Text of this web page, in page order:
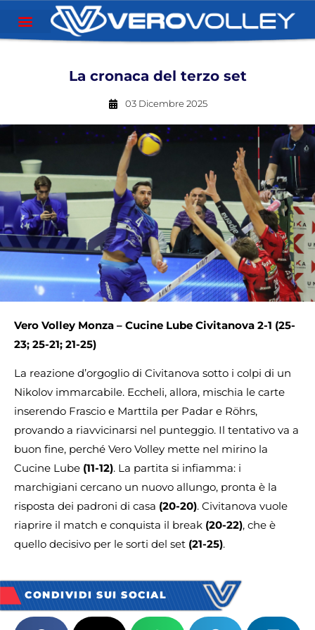
La cronaca del terzo set
03 Dicembre 2025
Vero Volley Monza – Cucine Lube Civitanova 2-1 (25-
23; 25-21; 21-25)
La reazione d’orgoglio di Civitanova sotto i colpi di un
Nikolov immarcabile. Eccheli, allora, mischia le carte
inserendo Frascio e Marttila per Padar e Röhrs,
provando a riavvicinarsi nel punteggio. Il tentativo va a
buon fine, perché Vero Volley mette nel mirino la
Cucine Lube (11-12). La partita si infiamma: i
marchigiani cercano un nuovo allungo, pronta è la
risposta dei padroni di casa (20-20). Civitanova vuole
riaprire il match e conquista il break (20-22), che è
quello decisivo per le sorti del set (21-25).
CONDIVIDI SUI SOCIAL